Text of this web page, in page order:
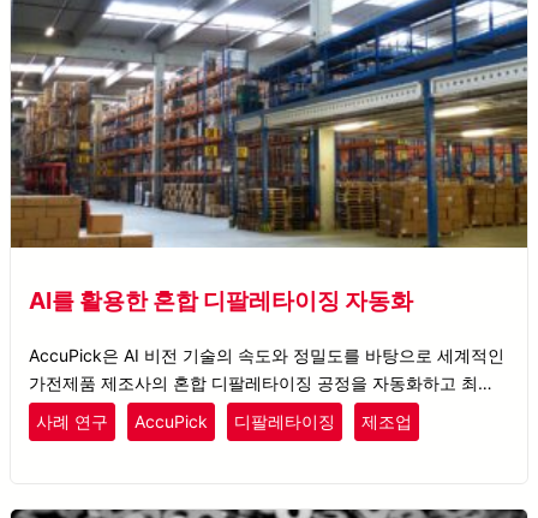
AI를 활용한 혼합 디팔레타이징 자동화
AccuPick은 AI 비전 기술의 속도와 정밀도를 바탕으로 세계적인
가전제품 제조사의 혼합 디팔레타이징 공정을 자동화하고 최적
화합니다.
사례 연구 AccuPick 디팔레타이징 제조업